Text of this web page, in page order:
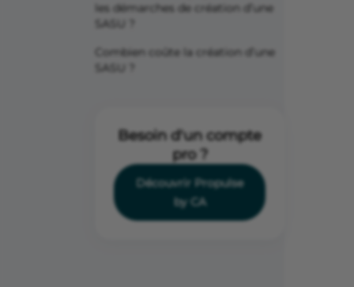
les démarches de création d’une
SASU ?
Combien coûte la création d’une
SASU ?
Besoin d'un compte
pro ?
Découvrir Propulse
by CA